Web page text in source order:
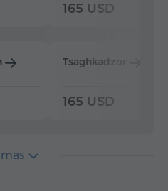
165 USD
Tsaghkadzor
165 USD